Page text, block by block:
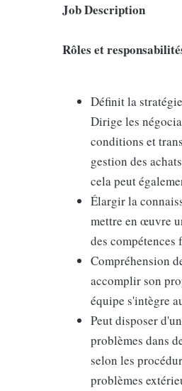
Job Description
Rôles et
Définit la
Dirige les
conditions et
gestion des
cela peut
Élargir la
mettre en œuvre
des
Compréhension
accomplir son
équipe s'intègre
Peut disposer
problèmes dans
selon les
problèmes